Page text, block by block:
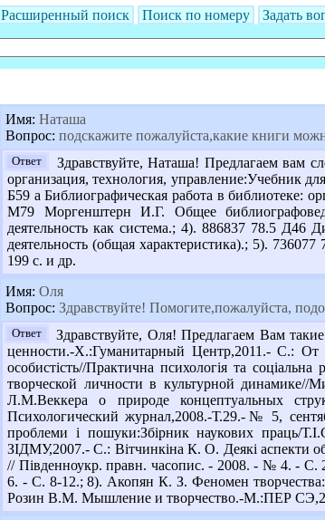
Расширенный поиск Поиск по номеру Задать
Имя: Наташа
Вопрос: подскажите пожалуйста,какие книги
Ответ
Здравствуйте, Наташа! Предлагаем вам
организация, технология, управление:Учебник
Б59 а Библиографическая работа в библиотеке:
М79 Моргенштерн И.Г. Общее
деятельность как система.; 4). 886837 78.5
деятельность (общая характеристика).; 5).
199 с. и др.
Имя: Оля
Вопрос: Здравствуйте! Помогите,пожалуйста,
Ответ
Здравствуйте, Оля! Предлагаем Вам
ценности.-Х.:Гуманитарный Центр,2011.- С.: От
особистість//Практична психологія та
творческой личности в культурной динамике//
Л.М.Веккера о природе концептуальных
Психологический журнал,2008.-Т.29.-№ 5,
проблеми і пошуки:Збірник наукових праць/
ЗІДМУ,2007.- С.: Вітчинкіна К. О. Деякі аспекти
// Південноукр. правн. часопис. - 2008. - № 4. - С.
6. - С. 8-12.; 8). Акопян К. З. Феномен
Розин В.М. Мышление и творчество.-М.:ПЕР